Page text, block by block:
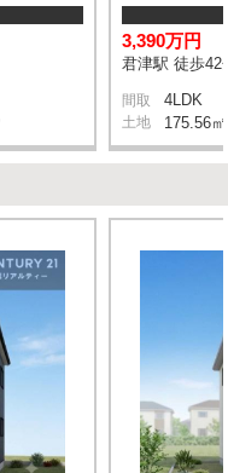
3,390万円
君津駅 徒歩42
間取 4LDK
土地 175.56㎡